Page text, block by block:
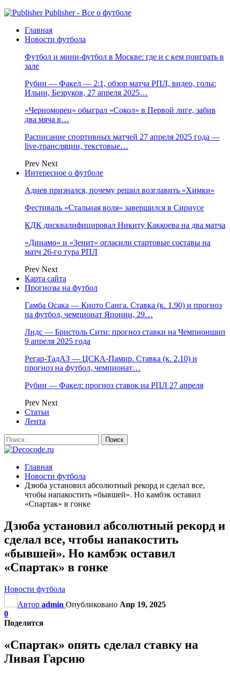
Publisher - Все о футболе
Главная
Новости футбола
Футбол и мини-футбол в Москве: где и с кем поиграть в
зале
Рубин — Факел — 2:1, обзор матча РПЛ, видео, голы:
Ильин, Безруков, 27 апреля 2025…
«Черноморец» обыграл «Сокол» в Первой лиге, забив
два мяча в…
Расписание спортивных матчей 27 апреля 2025 года —
live-трансляции, текстовые…
Prev Next
Интересное о футболе
Адиев признался, почему решил возглавить «Химки»
Фестиваль «Стальная воля» завершился в Сириусе
КДК дисквалифицировал Никиту Каккоева на два матча
«Динамо» и «Зенит» огласили стартовые составы на
матч 26-го тура РПЛ
Prev Next
Карта сайта
Прогнозы на футбол
Гамба Осака — Киото Санга. Ставка (к. 1.90) и прогноз
на футбол, чемпионат Японии, 29…
Лидс — Бристоль Сити: прогноз ставки на Чемпионшип
9 апреля 2025 года
Регар-ТадАЗ — ЦСКА-Памир. Ставка (к. 2.10) и
прогноз на футбол, чемпионат…
Рубин — Факел: прогноз ставок на РПЛ 27 апреля
Prev Next
Статьи
Лента
Главная
Новости футбола
Дзюба установил абсолютный рекорд и сделал все,
чтобы напакостить «бывшей». Но камбэк оставил
«Спартак» в гонке
Дзюба установил абсолютный рекорд и
сделал все, чтобы напакостить
«бывшей». Но камбэк оставил
«Спартак» в гонке
Новости футбола
Автор admin Опубликовано Апр 19, 2025
0
Поделится
«Спартак» опять сделал ставку на
Ливая Гарсию